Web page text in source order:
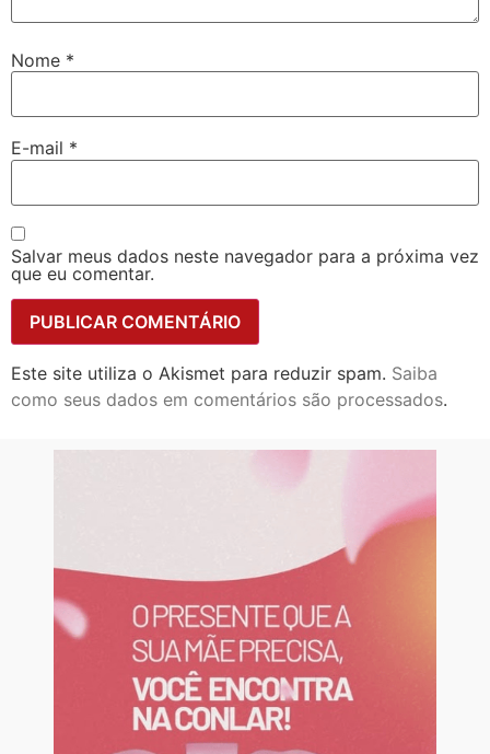
Nome *
E-mail *
Salvar meus dados neste navegador para a próxima vez
que eu comentar.
Este site utiliza o Akismet para reduzir spam. Saiba
como seus dados em comentários são processados.